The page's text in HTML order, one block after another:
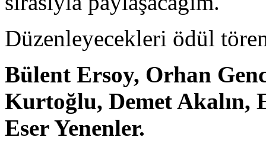
Düzenleyecekleri ödül
Bülent Ersoy, Orhan
Kurtoğlu, Demet Akalın,
Eser Yenenler.